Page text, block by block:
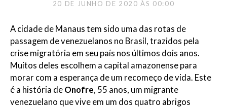
20 DE JUNHO DE 2020 ÀS 00:00
A cidade de Manaus tem sido uma das rotas de
passagem de venezuelanos no Brasil, trazidos pela
crise migratória em seu país nos últimos dois anos.
Muitos deles escolhem a capital amazonense para
morar com a esperança de um recomeço de vida. Este
é a história de Onofre, 55 anos, um migrante
venezuelano que vive em um dos quatro abrigos